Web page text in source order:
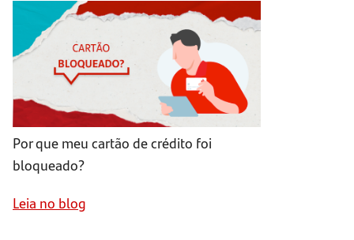
Por que meu cartão de crédito foi
bloqueado?
Leia no blog